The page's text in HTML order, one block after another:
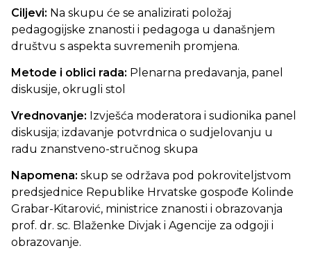
Ciljevi: Na skupu će se analizirati položaj
pedagogijske znanosti i pedagoga u današnjem
društvu s aspekta suvremenih promjena.
Metode i oblici rada: Plenarna predavanja, panel
diskusije, okrugli stol
Vrednovanje: Izvješća moderatora i sudionika panel
diskusija; izdavanje potvrdnica o sudjelovanju u
radu znanstveno-stručnog skupa
Napomena: skup se održava pod pokroviteljstvom
predsjednice Republike Hrvatske gospođe Kolinde
Grabar-Kitarović, ministrice znanosti i obrazovanja
prof. dr. sc. Blaženke Divjak i Agencije za odgoji i
obrazovanje.